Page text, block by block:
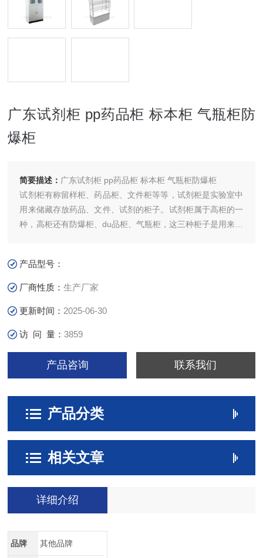
广东试剂柜 pp药品柜 标本柜 气瓶柜防
爆柜
简要描述： 广东试剂柜 pp药品柜 标本柜 气瓶柜防爆柜
试剂柜有称留样柜、药品柜、文件柜等等，试剂柜是实验室中
用来储藏存放药品、文件、试剂的柜子。试剂柜属于高柜的一
种，高柜还有防爆柜、du品柜、气瓶柜，这三种柜子是用来存
量应用来存放标本等等。
产品型号：
厂商性质：生产厂家
更新时间： 2025-06-30
访 问 量：3859
产品咨询 联系我们
产品分类
相关文章
详细介绍
品牌 其他品牌